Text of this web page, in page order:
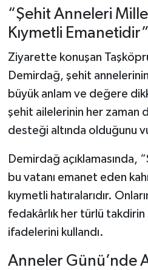
“Şehit Anneleri
Kıymetli Emanetidir”
Ziyarette konuşan
Demirdağ, şehit
büyük anlam ve değere
şehit ailelerinin her zaman
desteği altında olduğunu
Demirdağ açıklamasında,
bu vatanı emanet eden
kıymetli hatıralarıdır.
fedakârlık her türlü
ifadelerini kullandı.
Anneler Günü’nde